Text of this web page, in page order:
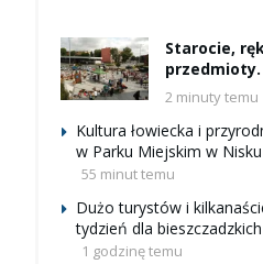
Starocie,
przedmioty.
2 minuty temu
Kultura łowiecka i
w Parku Miejskim w Nisku
55 minut temu
Dużo turystów i
tydzień dla
1 godzinę temu